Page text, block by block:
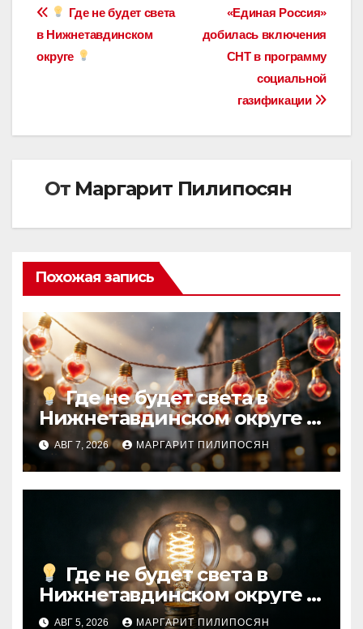
Навигация
по
«Единая Россия»
добилась включения
СНТ в программу
социальной
газификации
Где не будет света
в Нижнетавдинском
округе
От Маргарит Пилипосян
Похожая запись
Где не будет света в
Нижнетавдинском округе
АВГ 7, 2026 МАРГАРИТ ПИЛИПОСЯН
Где не будет света в
Нижнетавдинском округе
АВГ 5, 2026 МАРГАРИТ ПИЛИПОСЯН